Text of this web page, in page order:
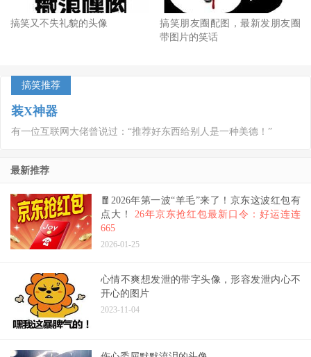
搞笑又不失礼貌的头像
搞笑朋友圈配图，最新发朋友圈
带图片的笑话
搞笑推荐
装X神器
有一位互联网大佬曾说过：“推荐好东西给别人是一种美德！”
最新推荐
🧧2026年第一波“羊毛”来了！京东这波红包有
点大！ 26年京东抢红包最新口令：好运连连
665
2026-01-25
心情不爽想发泄的带字头像，形容发泄内心不
开心的图片
2023-11-04